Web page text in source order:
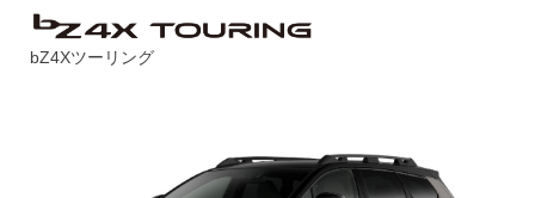
bZ4Xツーリング